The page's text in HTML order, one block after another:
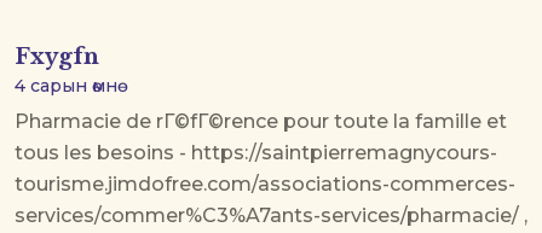
Fxygfn
4 сарын өмнө
Pharmacie de rГ©fГ©rence pour toute la famille et
tous les besoins - https://saintpierremagnycours-
tourisme.jimdofree.com/associations-commerces-
services/commer%C3%A7ants-services/pharmacie/ ,